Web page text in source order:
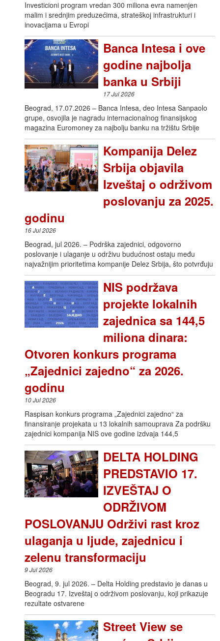
Investicioni program vredan 300 miliona evra namenjen
malim i srednjim preduzećima, strateškoj infrastrukturi i
inovacijama u Evropi
Banca Intesa i ove
godine najbolja
banka u Srbiji
17 Jul 2026
Beograd, 17.07.2026 – Banca Intesa, deo Intesa Sanpaolo
grupe, osvojila je nagradu internacionalnog finansijskog
magazina Euromoney za najbolju banku na tržištu Srbije
Kompanija Delez
Srbija objavila
Izveštaj o održivom
poslovanju za 2025.
godinu
16 Jul 2026
Beograd, jul 2026. – Podrška zajednici, odgovorno
poslovanje i ulaganje u održivu budućnost ostaju među
najvažnijim prioritetima kompanije Delez Srbija, što potvrđuju
NIS podržava
projekte lokalnih
zajednica sa 144,5
miliona dinara:
Otvoren konkurs programa
„Zajednici zajedno“ za 2026.
godinu
10 Jul 2026
Raspisan konkurs programa „Zajednici zajedno“ za
finansiranje projekata u 13 lokalnih samouprava Za podršku
zajednici kompanija NIS ove godine izdvaja 144,5
DELTA HOLDING
PREDSTAVIO 17.
IZVEŠTAJ O
ODRŽIVOM
POSLOVANJU Održivi rast kroz
ulaganja u ljude, zajednicu i
zelenu transformaciju
9 Jul 2026
Beograd, 9. jul 2026. – Delta Holding predstavio je danas u
Beogradu 17. Izveštaj o održivom poslovanju, koji prikazuje
rezultate ostvarene
Street View se